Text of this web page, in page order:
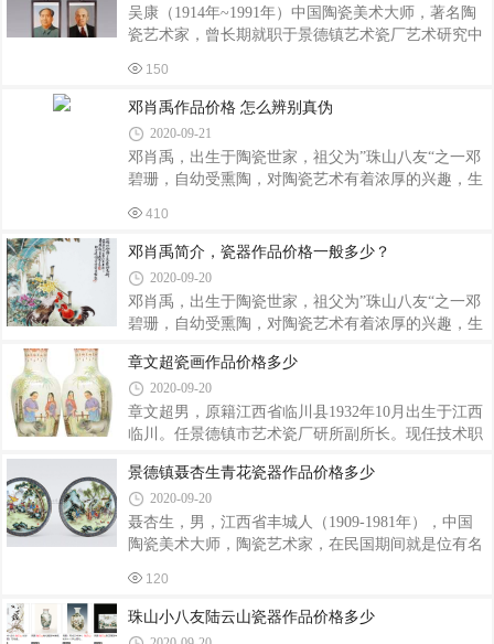
红星、宇宙、为民、艺术、建国、人民、红旗
出和获奖。如《鹦鹉桃花》、《鹦哥石榴》曾受到周
总理的赞赏，被选为国家礼品瓷赠送外国首脑。章仕
织布为生。八岁随叔父到景德镇学艺，他凭借过目不
忘的天赋和勤奋刻苦的努力，练就了陶瓷工艺取色、
画、填色、烧炉的绝高功夫，并在雍正彩、粉
吴康（1914年~1991年）中国陶瓷美术大师，著名陶
瓷艺术家，曾长期就职于景德镇艺术瓷厂艺术研究中
年10月出生。幼年家道拮据，13岁经人介绍，从师于
邓必诏学画瓷上人物肖像。他资质聪敏，勤学苦练，
16岁首次试制成功彩色瓷板画像。在漫长的艺术生涯
中，他近师王琦等陶瓷名家之技，远师古今中外丹青
名家画风之长，所绘肖像传神逼真。吴康最具代表性
作品有《马克思》、《恩格斯》、《列宁》、《斯大
林》、《毛泽东像》粉彩瓷板画，吴康一直承担为国
150
邓肖禹作品价格 怎么辨别真伪
2020-09-21
邓肖禹，出生于陶瓷世家，祖父为”珠山八友“之一邓
碧珊，自幼受熏陶，对陶瓷艺术有着浓厚的兴趣，生
代表、陶瓷美术界老艺术家联谊会理事。他尤擅粉
彩，效法景德镇花鸟瓷画名家程意亭的笔意和技巧，
深得岭南画派之精妙。画作取材广泛，技法独到，色
彩清丽，形神兼备，自成一格。在中国陶瓷美术界具
有很高的威望。邓肖禹受其祖父邓碧珊（“珠山八
友”之一）等前辈影响，自幼对陶瓷艺术具有浓厚兴
趣，13岁进入江西瓷业公司学艺，其间曾得到程意
亭、刘雨岑等名家指点，受益匪浅。40年代后期，
410
邓肖禹简介，瓷器作品价格一般多少？
2020-09-20
邓肖禹，出生于陶瓷世家，祖父为”珠山八友“之一邓
碧珊，自幼受熏陶，对陶瓷艺术有着浓厚的兴趣，生
代表、陶瓷美术界老艺术家联谊会理事。他尤擅粉
彩，效法景德镇花鸟瓷画名家程意亭的笔意和技巧，
深得岭南画派之精妙。画作取材广泛，技法独到，色
彩清丽，形神兼备，自成一格。在中国陶瓷美术界具
景德镇市民间民俗文化协会、景德镇市民族民俗文化
抢救与保护中心报江西省艺术工作委员会审核，提交
中国陶瓷美术荣誉与职称颁证仪式酝酿，经得近
章文超瓷画作品价格多少
2020-09-20
章文超男，原籍江西省临川县1932年10月出生于江西
临川。任景德镇市艺术瓷厂研所副所长。现任技术职
称号，系景德镇市政协第四、第五届委员、中国工艺
美术学会高级会员、中国美术家协会江西分会会员、
第五届全国人大代表。章文超14岁由家乡来景德镇，
随叔父、景德镇陶瓷美术家章锦学艺，受其严格教
此后，他由浅入深，摸索瓷像画艺术规律;学习相关的
素描、油画、摄影、人体解剖知识;掌握颜料色彩、陶
瓷材质、烧成工艺的特性;注重人物写生，观神
景德镇聂杏生青花瓷器作品价格多少
2020-09-20
聂杏生，男，江西省丰城人（1909-1981年），中国
陶瓷美术大师，陶瓷艺术家，在民国期间就是位有名
腻，人物画像栩栩如生，他画的山水和鸟兽都达到了
极佳的境界，并形成了自己独特的绘画风格，被誉
为“青花大王”，是景德镇近代青花的奠基人。他七岁
120
珠山小八友陆云山瓷器作品价格多少